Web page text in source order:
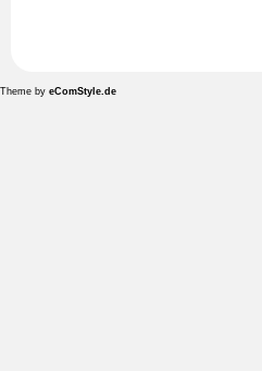
Theme by eComStyle.de